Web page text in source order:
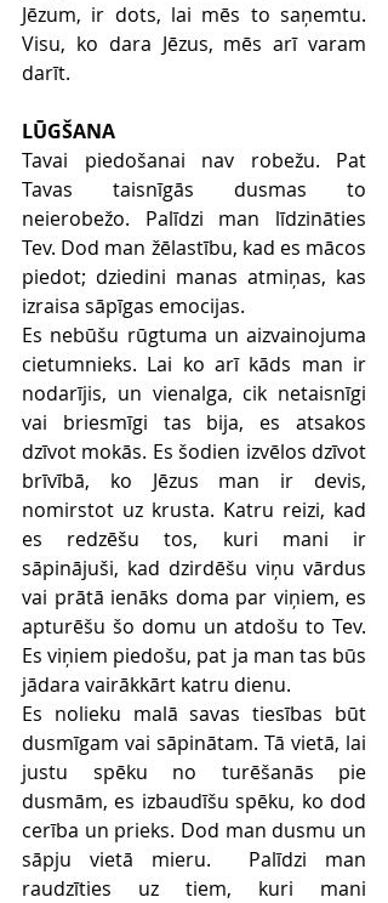
Jēzum, ir dots, lai mēs to saņemtu.
Visu, ko dara Jēzus, mēs arī varam
darīt.
LŪGŠANA
Tavai piedošanai nav robežu. Pat
Tavas taisnīgās dusmas to
neierobežo. Palīdzi man līdzināties
Tev. Dod man žēlastību, kad es mācos
piedot; dziedini manas atmiņas, kas
izraisa sāpīgas emocijas.
Es nebūšu rūgtuma un aizvainojuma
cietumnieks. Lai ko arī kāds man ir
nodarījis, un vienalga, cik netaisnīgi
vai briesmīgi tas bija, es atsakos
dzīvot mokās. Es šodien izvēlos dzīvot
brīvībā, ko Jēzus man ir devis,
nomirstot uz krusta. Katru reizi, kad
es redzēšu tos, kuri mani ir
sāpinājuši, kad dzirdēšu viņu vārdus
vai prātā ienāks doma par viņiem, es
apturēšu šo domu un atdošu to Tev.
Es viņiem piedošu, pat ja man tas būs
jādara vairākkārt katru dienu.
Es nolieku malā savas tiesības būt
dusmīgam vai sāpinātam. Tā vietā, lai
justu spēku no turēšanās pie
dusmām, es izbaudīšu spēku, ko dod
cerība un prieks. Dod man dusmu un
sāpju vietā mieru.  Palīdzi man
raudzīties uz tiem, kuri mani